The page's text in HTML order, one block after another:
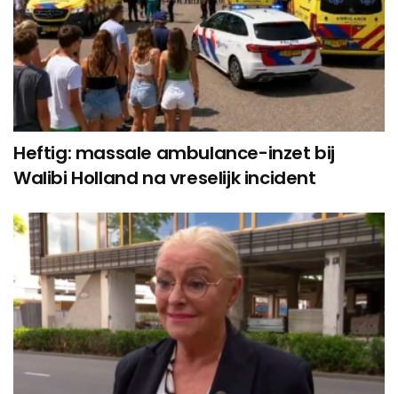
Heftig: massale ambulance-inzet bij
Walibi Holland na vreselijk incident